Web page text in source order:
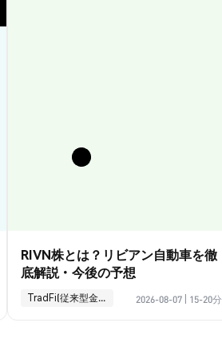
RIVN株とは？リビアン自動車を徹
底解説・今後の予想
TradFi(従来型金融) 2026-08-07 15-20分